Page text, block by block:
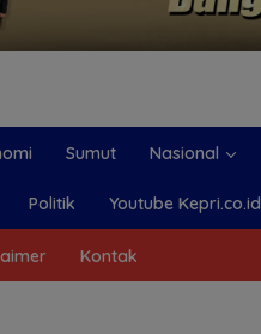
Sumut Nasional
Politik Youtube Kepri.co.id
Kontak